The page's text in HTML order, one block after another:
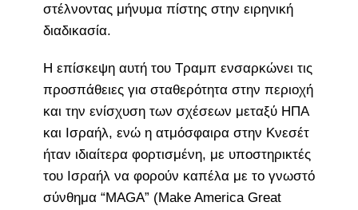
στέλνοντας μήνυμα πίστης στην ειρηνική
διαδικασία.
Η επίσκεψη αυτή του Τραμπ ενσαρκώνει τις
προσπάθειες για σταθερότητα στην περιοχή
και την ενίσχυση των σχέσεων μεταξύ ΗΠΑ
και Ισραήλ, ενώ η ατμόσφαιρα στην Κνεσέτ
ήταν ιδιαίτερα φορτισμένη, με υποστηρικτές
του Ισραήλ να φορούν καπέλα με το γνωστό
σύνθημα “MAGA” (Make America Great